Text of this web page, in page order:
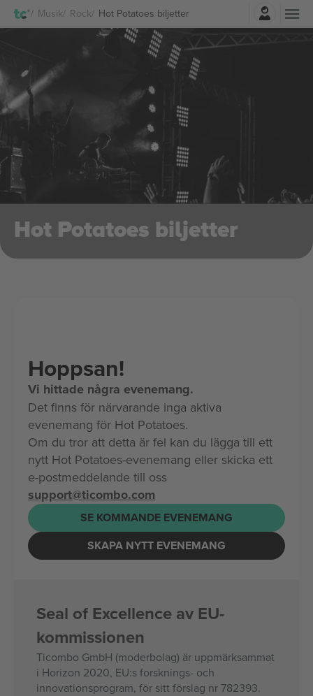
Musik Rock Hot Potatoes biljetterLogga in
Hot Potatoes biljetter
Hoppsan!
Vi hittade några evenemang.
Det finns för närvarande inga aktiva
evenemang för Hot Potatoes.
Om du tror att detta är fel kan du lägga till ett
nytt Hot Potatoes-evenemang eller skicka ett
e-postmeddelande till oss
support@ticombo.com
SE KOMMANDE EVENEMANG
SKAPA NYTT EVENEMANG
Seal of Excellence av EU-
kommissionen
Ticombo GmbH (moderbolag) är uppmärksammat
i Horizon 2020, EU:s forsknings- och
innovationsprogram, för sitt förslag nr 782393.